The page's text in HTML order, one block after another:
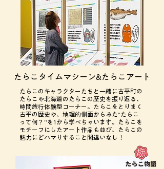
たらこタイムマシーン&たらこアート
たらこのキャラクターたちと一緒に古平町の
たらこや北海道のたらこの歴史を振り返る、
時間旅行体験型コーナー。たらこをとりまく
古平の歴史や、地理的側面からみた“たらこ
って何？”を1から学べちゃいます。たらこを
モチーフにしたアート作品も並び、たらこの
魅力にどハマりすること間違いなし！